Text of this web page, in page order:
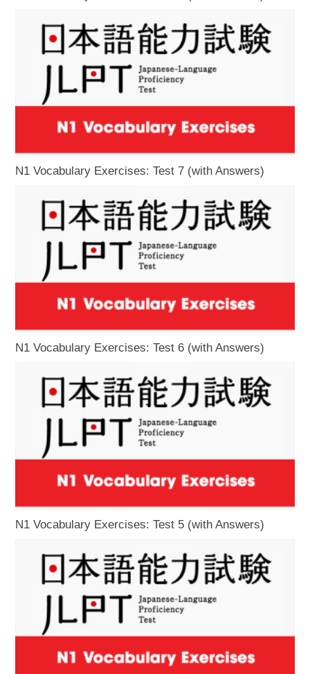
N1 Vocabulary Exercises: Test 7 (with Answers)
N1 Vocabulary Exercises: Test 6 (with Answers)
N1 Vocabulary Exercises: Test 5 (with Answers)